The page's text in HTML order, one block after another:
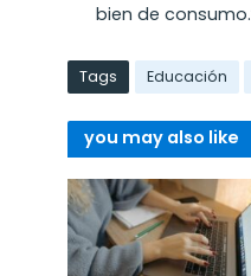
bien de
Tags Educación
you may also like